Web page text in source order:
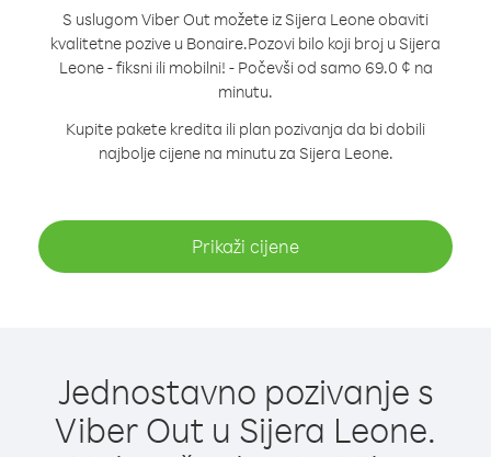
S uslugom Viber Out možete iz Sijera Leone obaviti
kvalitetne pozive u Bonaire.Pozovi bilo koji broj u Sijera
Leone - fiksni ili mobilni! - Počevši od samo 69.0 ¢ na
minutu.
Kupite pakete kredita ili plan pozivanja da bi dobili
najbolje cijene na minutu za Sijera Leone.
Prikaži cijene
Jednostavno pozivanje s
Viber Out u Sijera Leone.